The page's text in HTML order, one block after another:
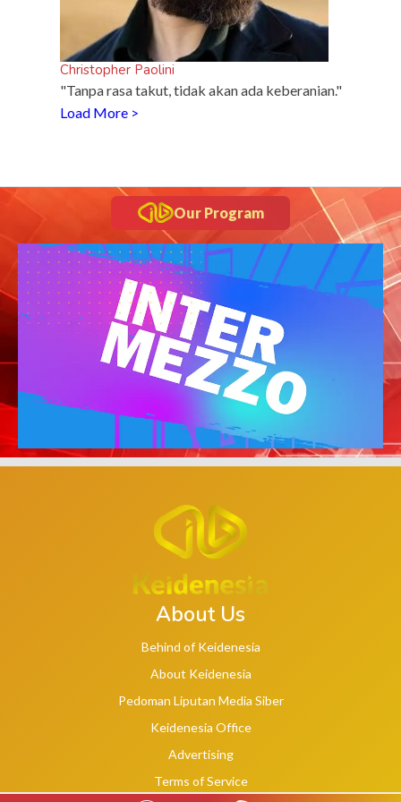
Christopher Paolini
"Tanpa rasa takut, tidak akan ada keberanian."
Load More >
Our Program
About Us
Behind of Keidenesia
About Keidenesia
Pedoman Liputan Media Siber
Keidenesia Office
Advertising
Terms of Service